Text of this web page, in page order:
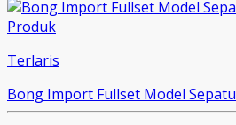
Produk
Terlaris
Bong Import Fullset Model Sepatu